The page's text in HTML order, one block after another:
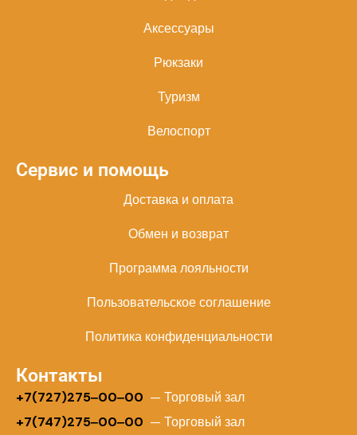
Аксессуары
Рюкзаки
Туризм
Велоспорт
Сервис и помощь
Доставка и оплата
Обмен и возврат
Программа лояльности
Пользовательское соглашение
Политика конфиденциальности
Контакты
+7(727)275‒00‒00 — Торговый зал
+7(747)275‒00‒00 — Торговый зал